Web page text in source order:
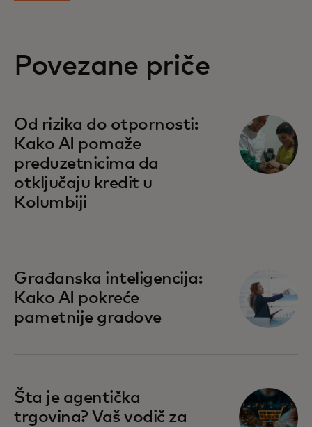
Povezane priče
Od rizika do otpornosti:
Kako AI pomaže
preduzetnicima da
otključaju kredit u
Kolumbiji
Građanska inteligencija:
Kako AI pokreće
pametnije gradove
Šta je agentička
trgovina? Vaš vodič za